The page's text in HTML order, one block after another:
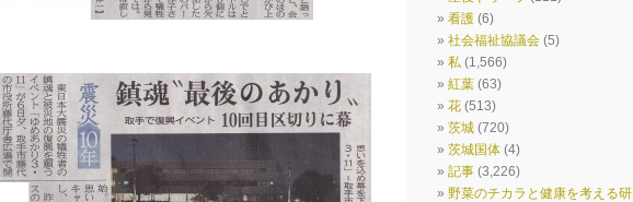
看護 (6)
社会福祉協議会 (5)
私 (1,566)
紅葉 (63)
花 (513)
茨城 (720)
茨城国体 (4)
記事 (3,226)
野菜のチカラと健康を考える研